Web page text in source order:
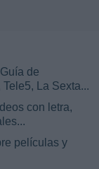
de
La Sexta...
con letra,
películas y